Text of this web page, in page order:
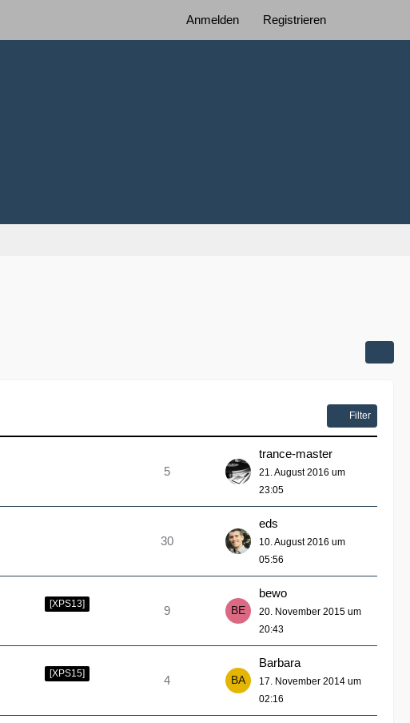
Anmelden Registrieren
Filter
5
trance-master
21. August 2016 um
23:05
30
eds
10. August 2016 um
05:56
[XPS13]
9
bewo
20. November 2015 um
20:43
[XPS15]
4
Barbara
17. November 2014 um
02:16